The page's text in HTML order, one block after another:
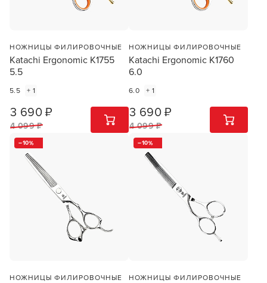
НОЖНИЦЫ ФИЛИРОВОЧНЫЕ
Katachi Ergonomic K1755
5.5
5.5 + 1
3 690 ₽
4 099 ₽
1 ШТ
НОЖНИЦЫ ФИЛИРОВОЧНЫЕ
Katachi Ergonomic K1760
6.0
6.0 + 1
3 690 ₽
4 099 ₽
1 ШТ
10
НОЖНИЦЫ ФИЛИРОВОЧНЫЕ
10
НОЖНИЦЫ ФИЛИРОВОЧНЫЕ